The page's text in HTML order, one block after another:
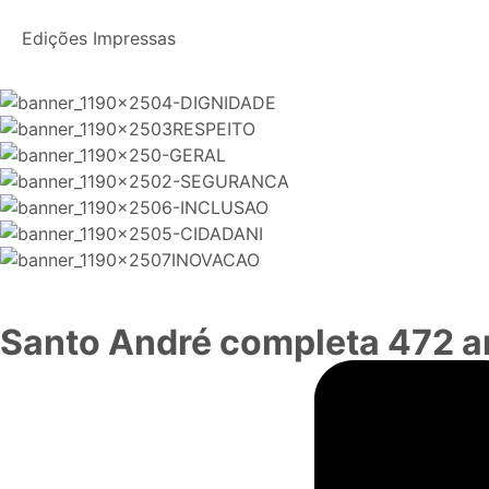
Edições Impressas
Santo André completa 472